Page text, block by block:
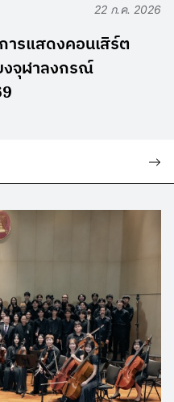
22 ก.ค. 2026
ารแสดงคอนเสิร์ต
งจุฬาลงกรณ์